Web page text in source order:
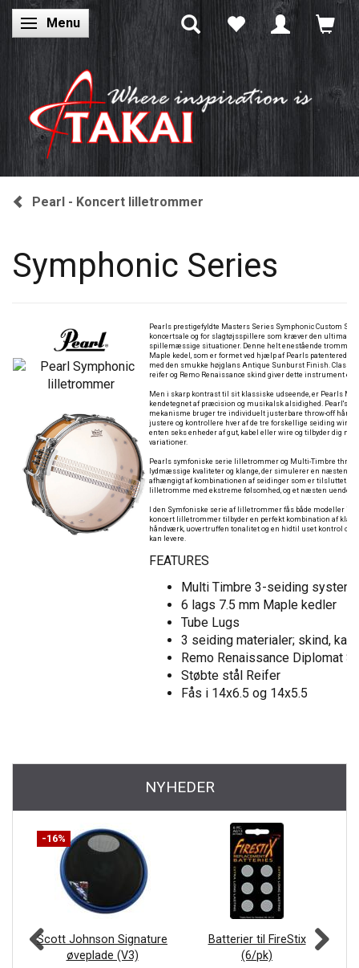
Skifte navigation
Menu
Pearl - Koncert lilletrommer
Symphonic Series
Pearls prestigefyldte Masters Series Symphonic Custom
koncertsale og for slagtøjsspillere som kræver den
spillemæssige situationer. Denne helt enestående tromme er
Maple kedel, som er formet ved hjælp af Pearls patenterede
med den smukke højglans Antique Sunburst Finish. Classic
reifer og Remo Renaissance skind giver dette instrument et
Men i skarp kontrast til sit klassiske udseende, er Pearls
kendetegnet af præcision og musikalsk alsidighed. Pearl's
mekanisme bruger tre individuelt justerbare throw-off
justere og kontrollere hver af de tre forskellige seiding wire
enten seks enheder af gut, kabel eller wire og tilbyder dig
variationer.
Pearls symfoniske serie lilletrommer og Multi-Timbre
lydmæssige kvaliteter og klange, der simulerer en næsten
afhængigt af kombinationen af seidinger som er tilsluttet.
lilletromme med ekstreme følsomhed, og et næsten
I den Symfoniske serie af lilletrommer fås både modeller i
koncert lilletrommer tilbyder en perfekt kombination af
håndværk, uovertruffen tonalitet og en hidtil uset kontrol og
kan levere.
FEATURES
Multi Timbre 3-seiding system
6 lags 7.5 mm Maple kedler
Tube Lugs
3 seiding materialer; skind,
Remo Renaissance Diplomat
Støbte stål Reifer
Fås i 14x6.5 og 14x5.5
NYHEDER
-16%
Scott Johnson Signature
øveplade (V3)
Batterier til FireStix
(6/pk)